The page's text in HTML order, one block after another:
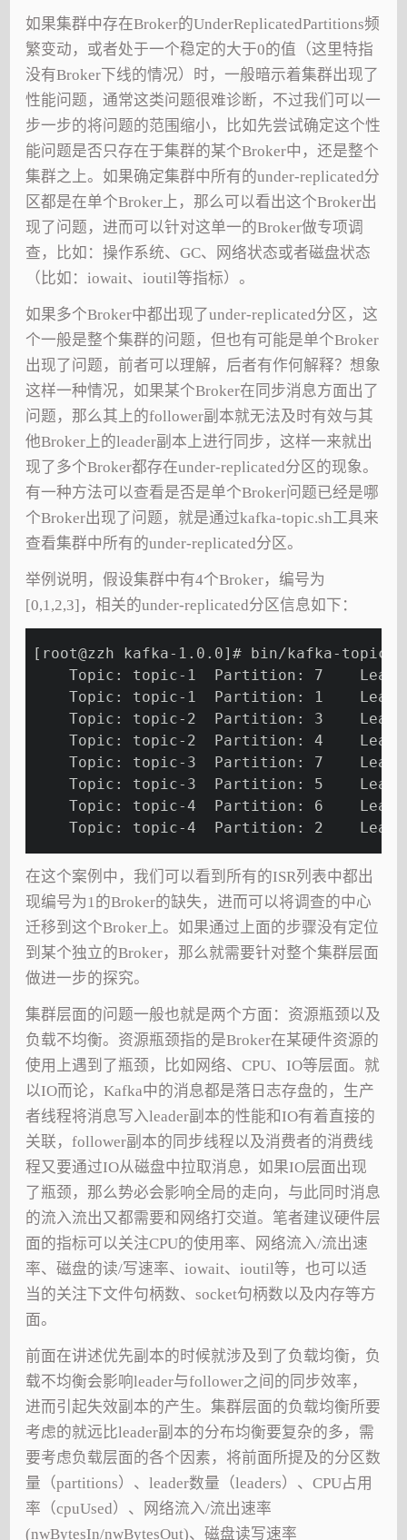
如果集群中存在Broker的UnderReplicatedPartitions频
繁变动，或者处于一个稳定的大于0的值（这里特指
没有Broker下线的情况）时，一般暗示着集群出现了
性能问题，通常这类问题很难诊断，不过我们可以一
步一步的将问题的范围缩小，比如先尝试确定这个性
能问题是否只存在于集群的某个Broker中，还是整个
集群之上。如果确定集群中所有的under-replicated分
区都是在单个Broker上，那么可以看出这个Broker出
现了问题，进而可以针对这单一的Broker做专项调
查，比如：操作系统、GC、网络状态或者磁盘状态
（比如：iowait、ioutil等指标）。
如果多个Broker中都出现了under-replicated分区，这
个一般是整个集群的问题，但也有可能是单个Broker
出现了问题，前者可以理解，后者有作何解释？想象
这样一种情况，如果某个Broker在同步消息方面出了
问题，那么其上的follower副本就无法及时有效与其
他Broker上的leader副本上进行同步，这样一来就出
现了多个Broker都存在under-replicated分区的现象。
有一种方法可以查看是否是单个Broker问题已经是哪
个Broker出现了问题，就是通过kafka-topic.sh工具来
查看集群中所有的under-replicated分区。
举例说明，假设集群中有4个Broker，编号为
[0,1,2,3]，相关的under-replicated分区信息如下：
[root@zzh kafka-1.0.0]# bin/kafka-
Topic: topic-1  Partition: 7
Topic: topic-1  Partition: 1
Topic: topic-2  Partition: 3
Topic: topic-2  Partition: 4
Topic: topic-3  Partition: 7
Topic: topic-3  Partition: 5
Topic: topic-4  Partition: 6
Topic: topic-4  Partition: 2
在这个案例中，我们可以看到所有的ISR列表中都出
现编号为1的Broker的缺失，进而可以将调查的中心
迁移到这个Broker上。如果通过上面的步骤没有定位
到某个独立的Broker，那么就需要针对整个集群层面
做进一步的探究。
集群层面的问题一般也就是两个方面：资源瓶颈以及
负载不均衡。资源瓶颈指的是Broker在某硬件资源的
使用上遇到了瓶颈，比如网络、CPU、IO等层面。就
以IO而论，Kafka中的消息都是落日志存盘的，生产
者线程将消息写入leader副本的性能和IO有着直接的
关联，follower副本的同步线程以及消费者的消费线
程又要通过IO从磁盘中拉取消息，如果IO层面出现
了瓶颈，那么势必会影响全局的走向，与此同时消息
的流入流出又都需要和网络打交道。笔者建议硬件层
面的指标可以关注CPU的使用率、网络流入/流出速
率、磁盘的读/写速率、iowait、ioutil等，也可以适
当的关注下文件句柄数、socket句柄数以及内存等方
面。
前面在讲述优先副本的时候就涉及到了负载均衡，负
载不均衡会影响leader与follower之间的同步效率，
进而引起失效副本的产生。集群层面的负载均衡所要
考虑的就远比leader副本的分布均衡要复杂的多，需
要考虑负载层面的各个因素，将前面所提及的分区数
量（partitions）、leader数量（leaders）、CPU占用
率（cpuUsed）、网络流入/流出速率
(nwBytesIn/nwBytesOut)、磁盘读写速率